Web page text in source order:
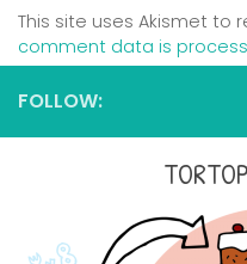
This site uses Akismet to
comment data is
FOLLOW: